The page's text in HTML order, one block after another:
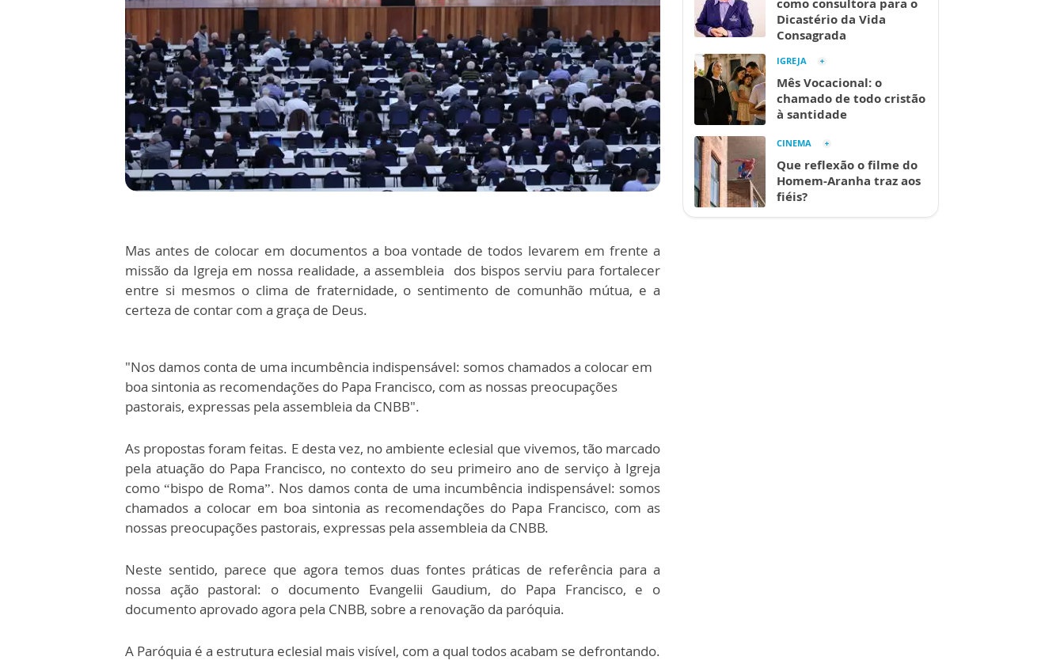
Mas antes de colocar em documentos a boa vontade de todos levarem em frente a
missão da Igreja em nossa realidade, a assembleia dos bispos serviu para fortalecer
entre si mesmos o clima de fraternidade, o sentimento de comunhão mútua, e a
certeza de contar com a graça de Deus.
"Nos damos conta de uma incumbência indispensável: somos chamados a colocar em
boa sintonia as recomendações do Papa Francisco, com as nossas preocupações
pastorais, expressas pela assembleia da CNBB".
As propostas foram feitas. E desta vez, no ambiente eclesial que vivemos, tão marcado
pela atuação do Papa Francisco, no contexto do seu primeiro ano de serviço à Igreja
como “bispo de Roma”. Nos damos conta de uma incumbência indispensável: somos
chamados a colocar em boa sintonia as recomendações do Papa Francisco, com as
nossas preocupações pastorais, expressas pela assembleia da CNBB.
Neste sentido, parece que agora temos duas fontes práticas de referência para a
nossa ação pastoral: o documento Evangelii Gaudium, do Papa Francisco, e o
documento aprovado agora pela CNBB, sobre a renovação da paróquia.
A Paróquia é a estrutura eclesial mais visível, com a qual todos acabam se defrontando.
como consultora para o
Dicastério da Vida
Consagrada
IGREJA
Mês Vocacional: o
chamado de todo cristão
à santidade
CINEMA
Que reflexão o filme do
Homem-Aranha traz aos
fiéis?